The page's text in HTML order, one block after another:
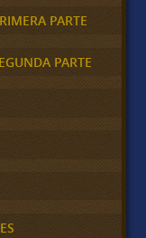
PARTE
PARTE